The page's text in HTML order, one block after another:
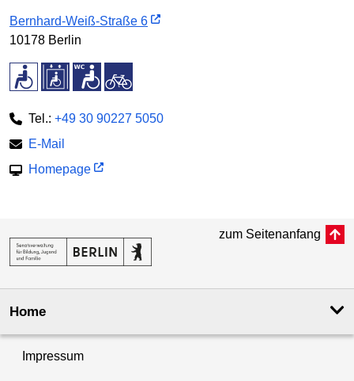
Bernhard-Weiß-Straße 6
10178 Berlin
Tel.: +49 30 90227 5050
E-Mail
Homepage
zum Seitenanfang
Home
Impressum